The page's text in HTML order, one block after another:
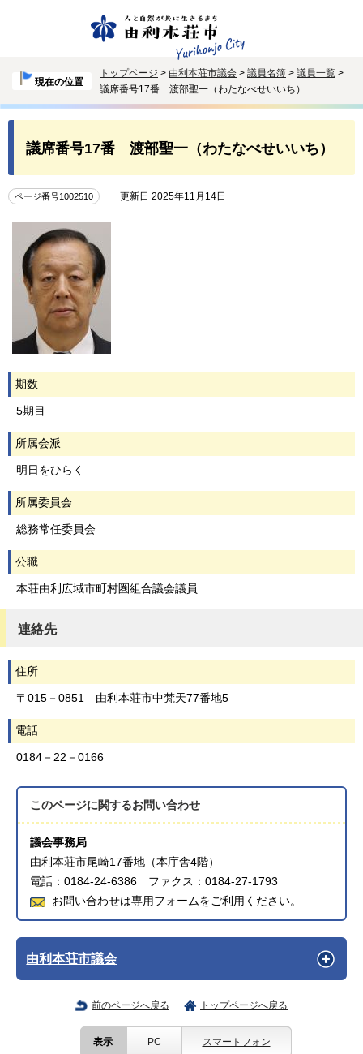
現在の位置
トップページ > 由利本荘市議会 > 議員名簿 > 議員一覧 >
議席番号17番 渡部聖一（わたなべせいいち）
議席番号17番 渡部聖一（わたなべせいいち）
ページ番号1002510 更新日 2025年11月14日
期数
5期目
所属会派
明日をひらく
所属委員会
総務常任委員会
公職
本荘由利広域市町村圏組合議会議員
連絡先
住所
〒015－0851 由利本荘市中梵天77番地5
電話
0184－22－0166
このページに関するお問い合わせ
議会事務局
由利本荘市尾崎17番地（本庁舎4階）
電話：0184-24-6386 ファクス：0184-27-1793
お問い合わせは専用フォームをご利用ください。
由利本荘市議会
前のページへ戻る トップページへ戻る
表示 PC スマートフォン